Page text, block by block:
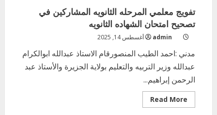
تفويج معلمي المرحله الثانويه المشاركين في
تصحيح امتحان الشهاده الثانويه
admin أغسطس 14, 2025
مدني :احمد الطيب المنصورقام الاستاذ عبدالله ابوالكرام
عبدالله وزير التربيه والتعليم بولاية الجزيرة والأستاذ عبد
الرحمن إبراهيم...
Read More
more